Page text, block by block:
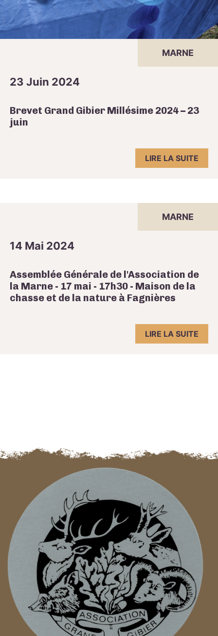
MARNE
23 Juin 2024
Brevet Grand Gibier Millésime 2024 – 23
juin
LIRE LA SUITE
MARNE
14 Mai 2024
Assemblée Générale de l'Association de
la Marne - 17 mai - 17h30 - Maison de la
chasse et de la nature à Fagnières
LIRE LA SUITE